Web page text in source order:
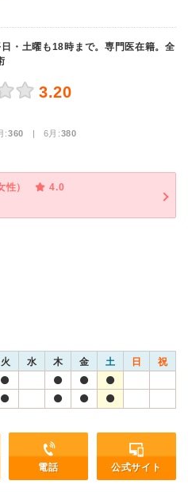
・土曜も18時まで。専門医在籍。全
3.20
:360 | 6月:380
）
4.0
火 水 木 金 土 日 祝
電話 公式サイト